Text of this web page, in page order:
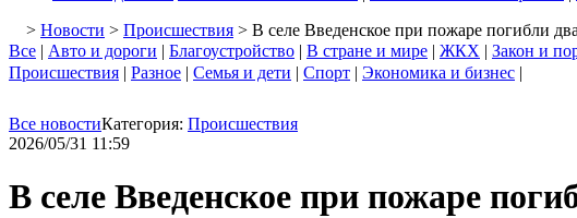
> Новости > Происшествия > В селе Введенское при пожаре погибли
Все | Авто и дороги | Благоустройство | В стране и мире | ЖКХ | Закон и
Происшествия | Разное | Семья и дети | Спорт | Экономика и бизнес |
Все новостиКатегория: Происшествия
2026/05/31 11:59
В селе Введенское при пожаре